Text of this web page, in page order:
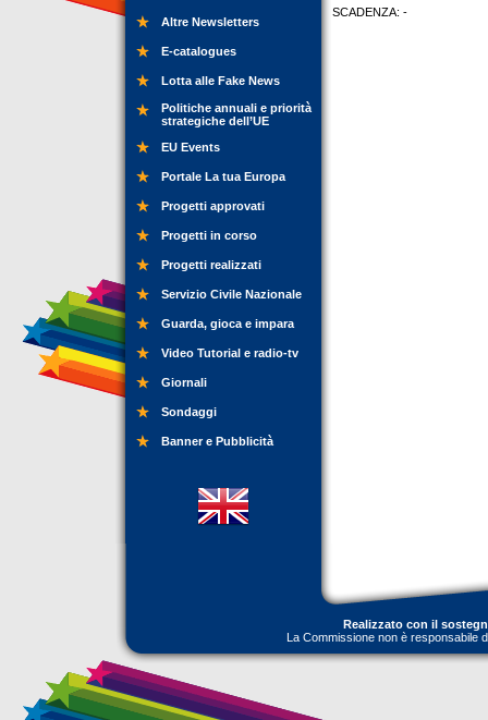
Altre Newsletters
E-catalogues
Lotta alle Fake News
Politiche annuali e priorità
strategiche dell’UE
EU Events
Portale La tua Europa
Progetti approvati
Progetti in corso
Progetti realizzati
Servizio Civile Nazionale
Guarda, gioca e impara
Video Tutorial e radio-tv
Giornali
Sondaggi
Banner e Pubblicità
SCADENZA: -
Realizzato con il
La Commissione non è responsabile